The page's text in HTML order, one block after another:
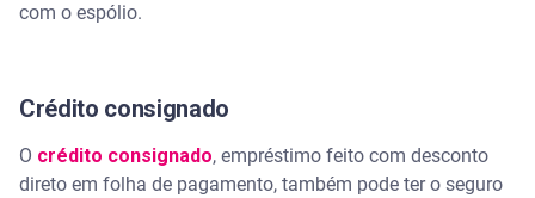
com o espólio.
Crédito consignado
O crédito consignado, empréstimo feito com desconto
direto em folha de pagamento, também pode ter o seguro